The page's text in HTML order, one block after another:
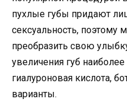
пухлые губы придают
сексуальность, поэтому
преобразить свою
увеличения губ
гиалуроновая кислота,
варианты.